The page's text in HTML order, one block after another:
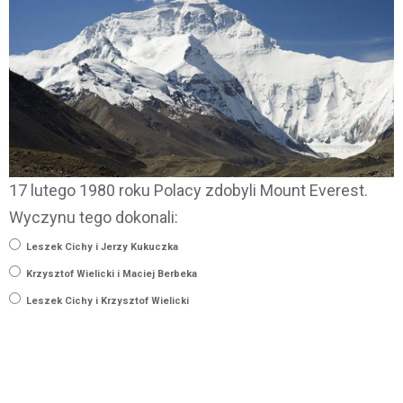
17 lutego 1980 roku Polacy zdobyli Mount Everest.
Wyczynu tego dokonali:
Leszek Cichy i Jerzy Kukuczka
Krzysztof Wielicki i Maciej Berbeka
Leszek Cichy i Krzysztof Wielicki